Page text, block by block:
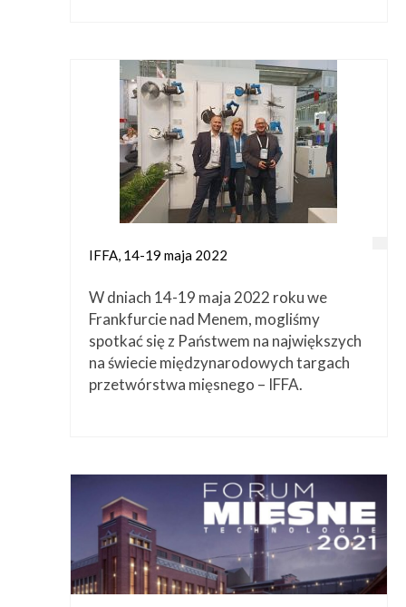
IFFA, 14-19 maja 2022
W dniach 14-19 maja 2022 roku we
Frankfurcie nad Menem, mogliśmy
spotkać się z Państwem na największych
na świecie międzynarodowych targach
przetwórstwa mięsnego – IFFA.